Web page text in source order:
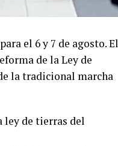
el 6 y 7 de agosto. El
de la Ley de
la tradicional marcha
ley de tierras del